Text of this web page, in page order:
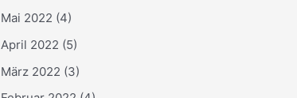
Mai 2022 (4)
April 2022 (5)
März 2022 (3)